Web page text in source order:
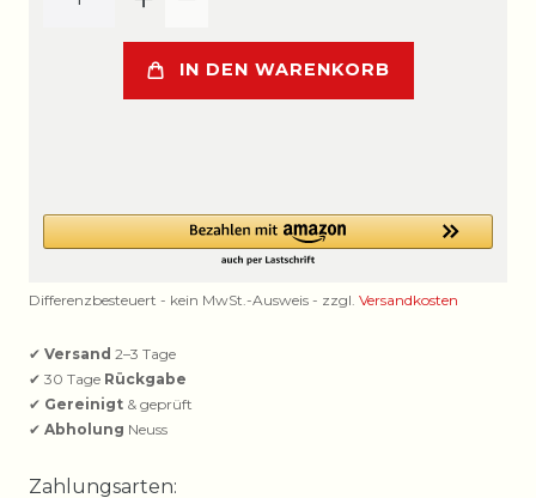
IN DEN WARENKORB
Differenzbesteuert - kein MwSt.-Ausweis - zzgl. Versandkosten
✔ Versand 2–3 Tage
✔ 30 Tage Rückgabe
✔ Gereinigt & geprüft
✔ Abholung Neuss
Zahlungsarten: